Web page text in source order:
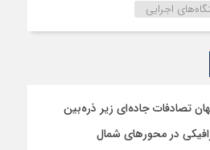
اجرایی
تصادفات جاده‌ای زیر ذره‌بین
در محورهای شمال